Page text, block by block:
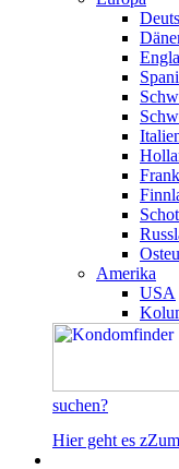
Amerika
USA
suchen?
Hier geht es zZum